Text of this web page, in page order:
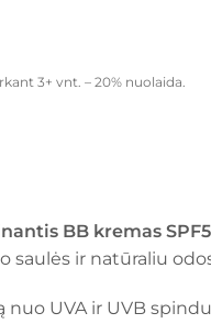
3+ vnt. – 20% nuolaida.
BB kremas
saulės ir natūraliu
nuo UVA ir UVB